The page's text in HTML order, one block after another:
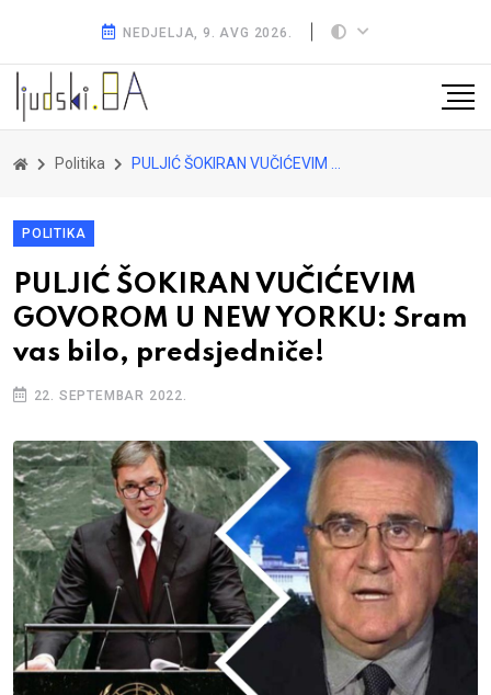
NEDJELJA, 9. AVG 2026.
Politika PULJIĆ ŠOKIRAN VUČIĆEVIM GOVOROM U NEW YORKU: Sram vas bilo, predsjedniče!
POLITIKA
PULJIĆ ŠOKIRAN VUČIĆEVIM
GOVOROM U NEW YORKU: Sram
vas bilo, predsjedniče!
22. SEPTEMBAR 2022.